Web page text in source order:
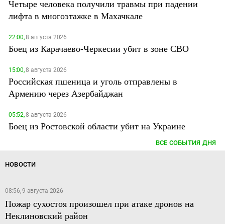
Четыре человека получили травмы при падении
лифта в многоэтажке в Махачкале
22:00,8 августа 2026
Боец из Карачаево-Черкесии убит в зоне СВО
15:00,8 августа 2026
Российская пшеница и уголь отправлены в
Армению через Азербайджан
05:52,8 августа 2026
Боец из Ростовской области убит на Украине
ВСЕ СОБЫТИЯ ДНЯ
НОВОСТИ
08:56, 9 августа 2026
Пожар сухостоя произошел при атаке дронов на
Неклиновский район